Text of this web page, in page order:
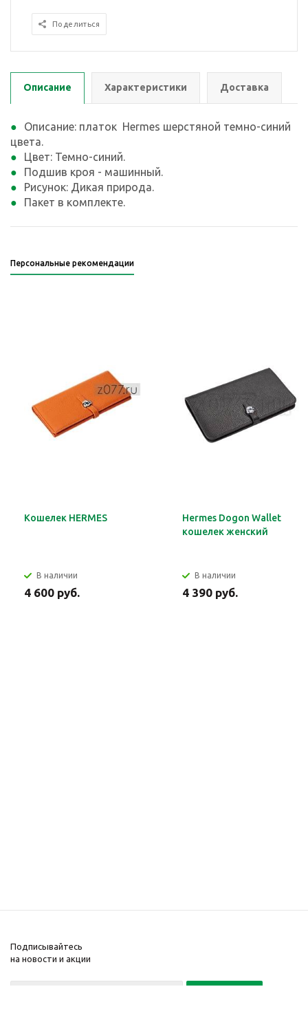
Поделиться
Описание Характеристики Доставка
Описание: платок Hermes шерстяной темно-синий
цвета.
Цвет: Темно-синий.
Подшив кроя - машинный.
Рисунок: Дикая природа.
Пакет в комплекте.
Персональные рекомендации
Кошелек HERMES
В наличии
4 600 руб.
Hermes Dogon Wallet
кошелек женский
В наличии
4 390 руб.
Подписывайтесь
на новости и акции